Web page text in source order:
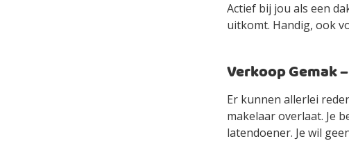
Actief bij jou als een
uitkomt. Handig, ook
Verkoop Gemak
Er kunnen allerlei
makelaar overlaat. Je
latendoener. Je wil